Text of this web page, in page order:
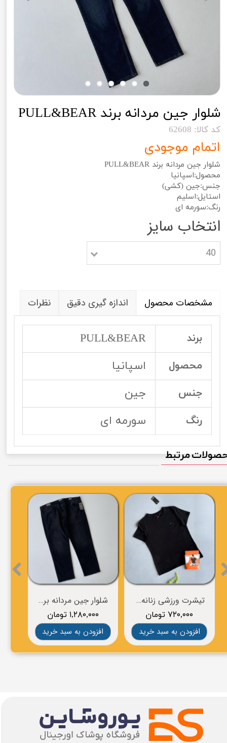
شلوار جین مردانه برند PULL&BEAR
کد کالا: 62608
اتمام موجودی
شلوار جین مردانه برند PULL&BEAR
محصول:اسپانیا
جنس:جین (کشی)
استایل:اسلیم
رنگ:سورمه ای
انتخاب سایز
40
مشخصات محصول اندازه گیری دقیق نظرات
برند PULL&BEAR
محصول اسپانیا
جنس جین
رنگ سورمه ای
شلوار جین مردانه برند Dressmann
۱,۲۸۰,۰۰۰ تومان
افزودن به سبد خرید
تیشرت ورزشی زنانه برندCRIVIT
۷۲۰,۰۰۰ تومان
افزودن به سبد خرید
مرتبط